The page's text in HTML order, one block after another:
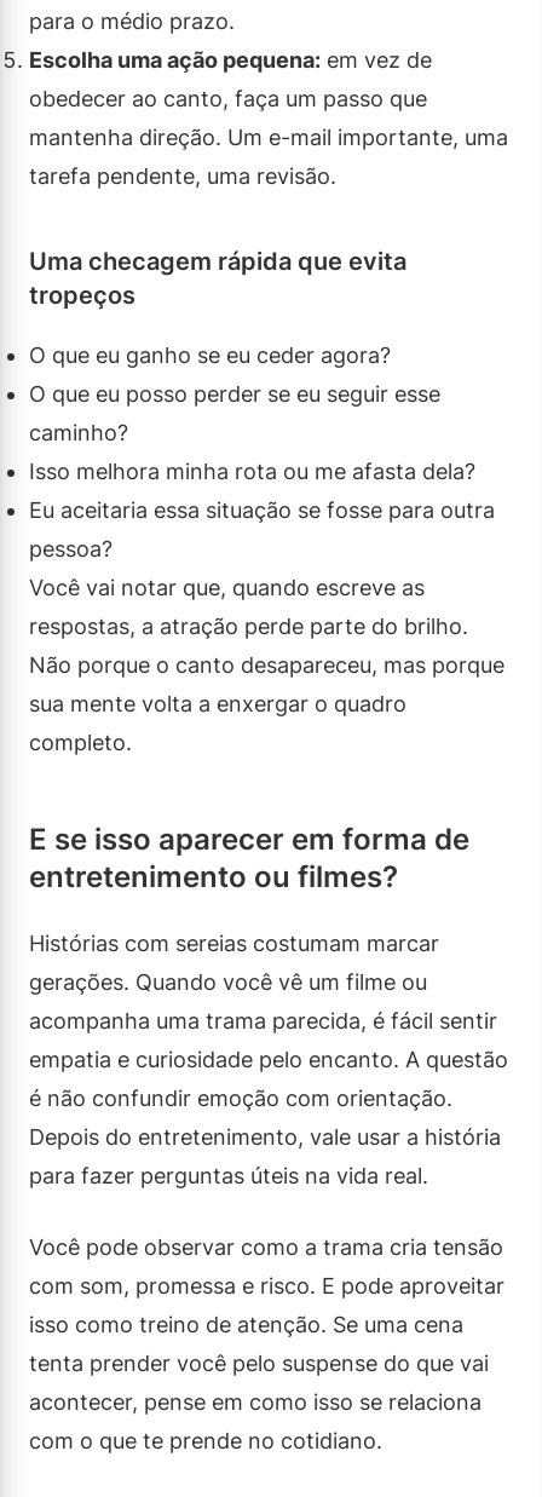
para o médio prazo.
Escolha uma ação pequena: em vez de
obedecer ao canto, faça um passo que
mantenha direção. Um e-mail importante, uma
tarefa pendente, uma revisão.
Uma checagem rápida que evita
tropeços
O que eu ganho se eu ceder agora?
O que eu posso perder se eu seguir esse
caminho?
Isso melhora minha rota ou me afasta dela?
Eu aceitaria essa situação se fosse para outra
pessoa?
Você vai notar que, quando escreve as
respostas, a atração perde parte do brilho.
Não porque o canto desapareceu, mas porque
sua mente volta a enxergar o quadro
completo.
E se isso aparecer em forma de
entretenimento ou filmes?
Histórias com sereias costumam marcar
gerações. Quando você vê um filme ou
acompanha uma trama parecida, é fácil sentir
empatia e curiosidade pelo encanto. A questão
é não confundir emoção com orientação.
Depois do entretenimento, vale usar a história
para fazer perguntas úteis na vida real.
Você pode observar como a trama cria tensão
com som, promessa e risco. E pode aproveitar
isso como treino de atenção. Se uma cena
tenta prender você pelo suspense do que vai
acontecer, pense em como isso se relaciona
com o que te prende no cotidiano.